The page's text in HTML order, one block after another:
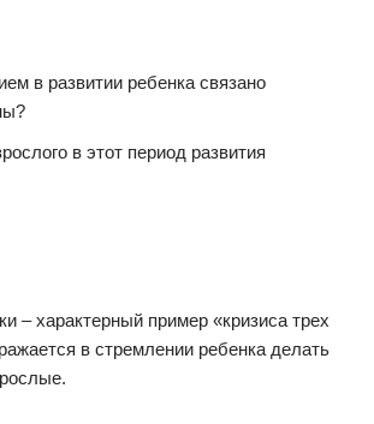
в развитии ребенка связано
в этот период развития
– характерный пример «кризиса трех
в стремлении ребенка делать